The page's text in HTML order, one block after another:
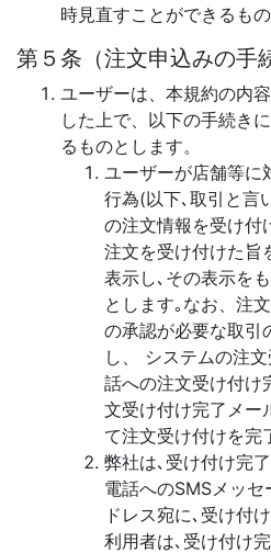
時見直すことができるもの
第５条（注文申込みの手
ユーザーは、本規約の内
した上で、以下の手続き
るものとします。
ユーザーが店舗等に
行為(以下､取引と言
の注文情報を受け付
注文を受け付けた旨
表示し､その表示を
とします｡なお、注
の承認が必要な取引
し、 システムの注
話への注文受け付け
文受け付け完了メー
て注文受け付けを完
弊社は､受け付け完
電話へのSMSメッ
ドレス宛に､受け付
利用者は､受け付け